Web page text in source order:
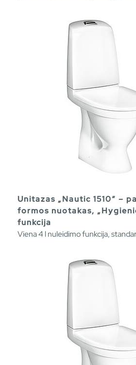
Unitazas „Nautic 1510“ –
formos nuotakas,
funkcija
Viena 4 l nuleidimo funkcija,